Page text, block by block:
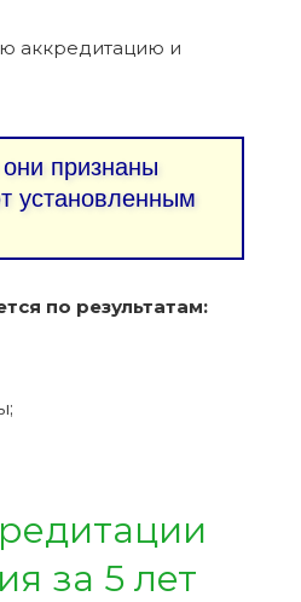
аккредитацию и
признаны
установленным
по результатам:
за 5 лет